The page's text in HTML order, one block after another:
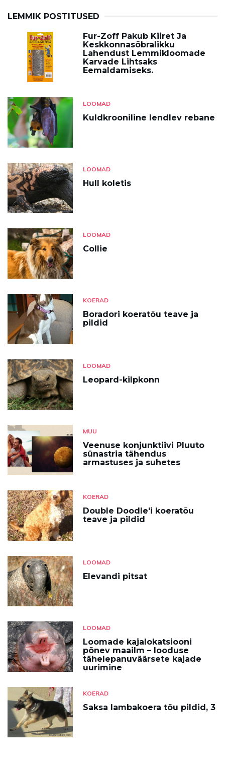
LEMMIK POSTITUSED
Fur-Zoff Pakub Kiiret Ja
Keskkonnasõbralikku
Lahendust Lemmikloomade
Karvade Lihtsaks
Eemaldamiseks.
LOOMAD
Kuldkrooniline lendlev rebane
LOOMAD
Hull koletis
LOOMAD
Collie
KOERAD
Boradori koeratõu teave ja
pildid
LOOMAD
Leopard-kilpkonn
MUU
Veenuse konjunktiivi Pluuto
sünastria tähendus
armastuses ja suhetes
KOERAD
Double Doodle'i koeratõu
teave ja pildid
LOOMAD
Elevandi pitsat
LOOMAD
Loomade kajalokatsiooni
põnev maailm – looduse
tähelepanuväärsete kajade
uurimine
KOERAD
Saksa lambakoera tõu pildid, 3